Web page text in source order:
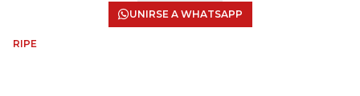
UNIRSE A WHATSAPP
RIPE